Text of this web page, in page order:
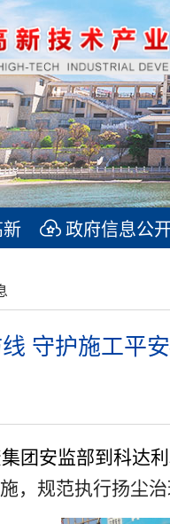
政府信息公
守护施工平
团安监部到科达
，规范执行扬尘